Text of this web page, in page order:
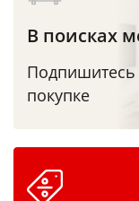
В поисках
Подпишитесь
покупке